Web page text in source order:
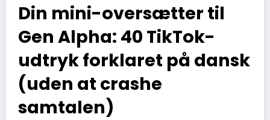
Din mini-oversætter til
Gen Alpha: 40 TikTok-
udtryk forklaret på dansk
(uden at crashe
samtalen)